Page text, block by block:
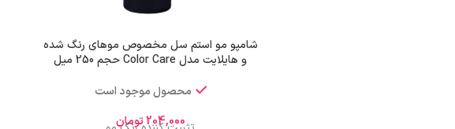
شامپو مو استم سل مخصوص موهای رنگ شده
و هایلایت مدل Color Care حجم 250 میل
محصول موجود است
204,000 تومان